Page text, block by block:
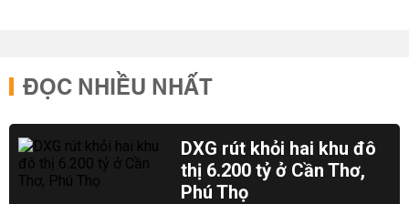
ĐỌC NHIỀU NHẤT
DXG rút khỏi hai khu đô
thị 6.200 tỷ ở Cần Thơ,
Phú Thọ